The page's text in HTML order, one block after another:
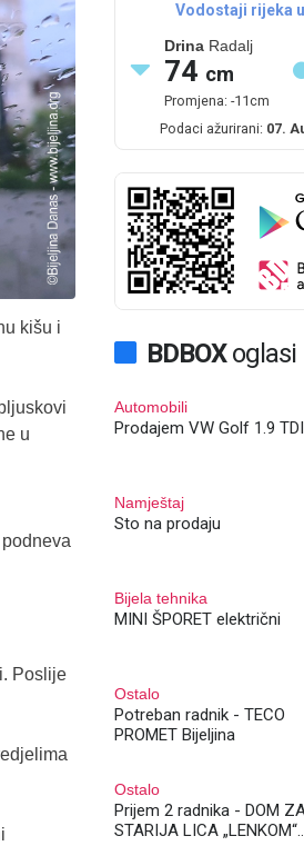
kišu i
u
Poslije
Vodostaji rijeka
Drina Radalj
74 cm
Promjena: -11cm
Podaci ažurirani: 07.
BDBOXoglasi
Automobili
Prodajem VW Golf 1.9 TDI
Namještaj
Sto na prodaju
Bijela tehnika
MINI ŠPORET električni
Ostalo
Potreban radnik - TECO
PROMET Bijeljina
Ostalo
Prijem 2 radnika - DOM
STARIJA LICA „LENKOM“